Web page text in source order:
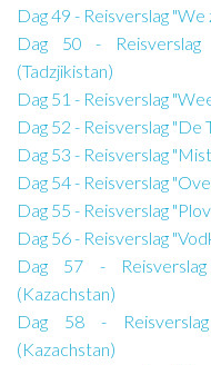
Dag 49 - Reisverslag
Dag 50 -
(Tadzjikistan)
Dag 51 - Reisverslag
Dag 52 - Reisverslag "De
Dag 53 - Reisverslag
Dag 54 - Reisverslag
Dag 55 - Reisverslag
Dag 56 - Reisverslag
Dag 57 - Reisverslag
(Kazachstan)
Dag 58 -
(Kazachstan)